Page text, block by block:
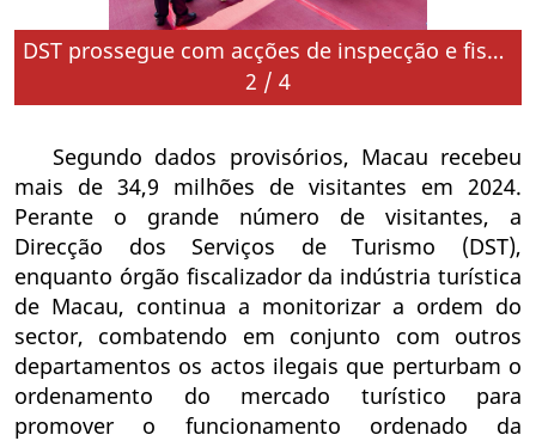
DST prossegue com acções de inspecção e fiscalização para manter a ordem na indústria turística (foto arquivo)
2 / 4
Segundo dados provisórios, Macau recebeu
mais de 34,9 milhões de visitantes em 2024.
Perante o grande número de visitantes, a
Direcção dos Serviços de Turismo (DST),
enquanto órgão fiscalizador da indústria turística
de Macau, continua a monitorizar a ordem do
sector, combatendo em conjunto com outros
departamentos os actos ilegais que perturbam o
ordenamento do mercado turístico para
promover o funcionamento ordenado da